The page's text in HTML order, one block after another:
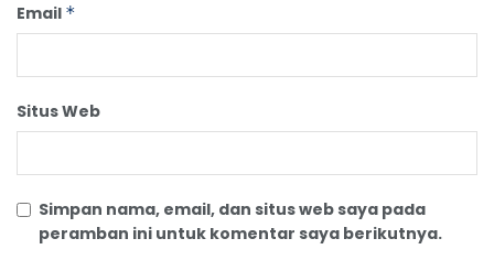
Email *
Situs Web
Simpan nama, email, dan situs web saya pada
peramban ini untuk komentar saya berikutnya.